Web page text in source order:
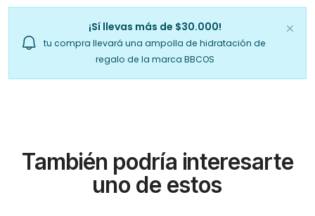
¡Sí llevas más de $30.000!
tu compra llevará una ampolla de hidratación de
regalo de la marca BBCOS
También podría interesarte
uno de estos